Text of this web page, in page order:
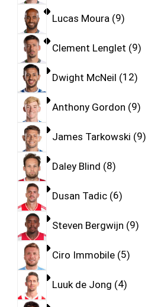
Lucas Moura 9
Clement Lenglet 9
Dwight McNeil 12
Anthony Gordon 9
James Tarkowski 9
Daley Blind 8
Dusan Tadic 6
Steven Bergwijn 9
Ciro Immobile 5
Luuk de Jong 4